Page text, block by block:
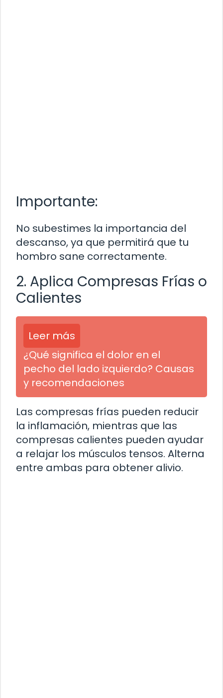
Importante:
No subestimes la importancia del
descanso, ya que permitirá que tu
hombro sane correctamente.
2. Aplica Compresas Frías o
Calientes
Leer más
¿Qué significa el dolor en el
pecho del lado izquierdo? Causas
y recomendaciones
Las compresas frías pueden reducir
la inflamación, mientras que las
compresas calientes pueden ayudar
a relajar los músculos tensos. Alterna
entre ambas para obtener alivio.